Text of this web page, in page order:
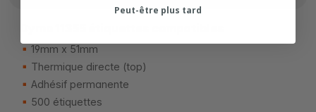
19mm x 51mm
Thermique directe (top)
Adhésif permanente
500 étiquettes
Peut-être plus tard